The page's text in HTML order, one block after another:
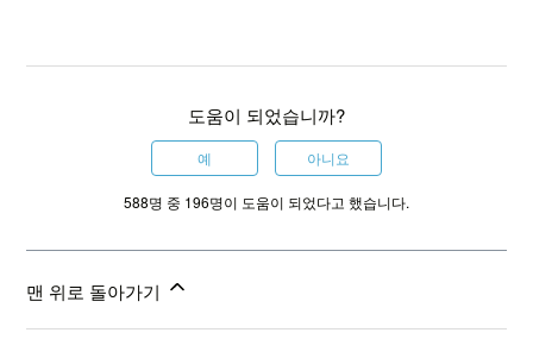
도움이 되었습니까?
예 아니요
588명 중 196명이 도움이 되었다고 했습니다.
맨 위로 돌아가기